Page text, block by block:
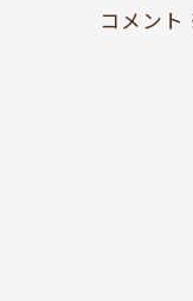
SCHEDULEコメント